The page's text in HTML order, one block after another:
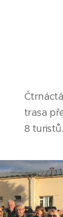
trasa
8 turistů.